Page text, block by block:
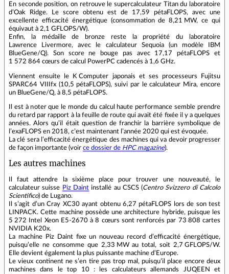
En seconde position, on retrouve le supercalculateur Titan du laboratoire
d’Oak Ridge. Le score obtenu est de 17,59 pétaFLOPS, avec une
excellente efficacité énergétique (consommation de 8,21 MW, ce qui
équivaut à 2,1 GFLOPS/W).
Enfin, la médaille de bronze reste la propriété du laboratoire
Lawrence Livermore, avec le calculateur Sequoia (un modèle IBM
BlueGene/Q). Son score ne bouge pas avec 17,17 pétaFLOPS et
1 572 864 cœurs de calcul PowerPC cadencés à 1,6 GHz.
Viennent ensuite le K Computer japonais et ses processeurs Fujitsu
SPARC64 VIIIfx (10,5 pétaFLOPS), suivi par le calculateur Mira, encore
un BlueGene/Q, à 8,5 pétaFLOPS.
Il est à noter que le monde du calcul haute performance semble prendre
du retard par rapport à la feuille de route qui avait été fixée il y a quelques
années. Alors qu’il était question de franchir la barrière symbolique de
l’exaFLOPS en 2018, c’est maintenant l’année 2020 qui est évoquée.
La clé sera l’efficacité énergétique des machines qui va devoir progresser
de façon importante (voir ce dossier de HPC magazine).
Les autres machines
Il faut attendre la sixième place pour trouver une nouveauté, le
calculateur suisse Piz Daintinstallé au CSCS (Centro Svizzero di Calcolo
Scientifico) de Lugano.
Il s’agit d’un Cray XC30 ayant obtenu 6,27 pétaFLOPS lors de son test
LINPACK. Cette machine possède une architecture hybride, puisque les
5 272 Intel Xeon E5-2670 à 8 cœurs sont renforcés par 73 808 cartes
NVIDIA K20x.
La machine Piz Daint fixe un nouveau record d’efficacité énergétique,
puisqu’elle ne consomme que 2,33 MW au total, soit 2,7 GFLOPS/W.
Elle devient également la plus puissante machine d’Europe.
Le vieux continent ne s’en tire pas trop mal, puisqu’il place encore deux
machines dans le top 10 : les calculateurs allemands JUQEEN et